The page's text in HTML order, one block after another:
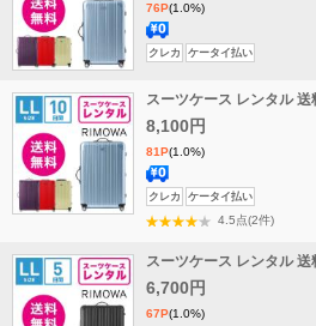
76P(1.0%)
送
無
料
クレカ ケータイ払い
スーツケース レンタル
8,100円
81P(1.0%)
送
料
料
クレカ ケータイ払い
4.5点(2件)
スーツケース レンタル
6,700円
67P(1.0%)